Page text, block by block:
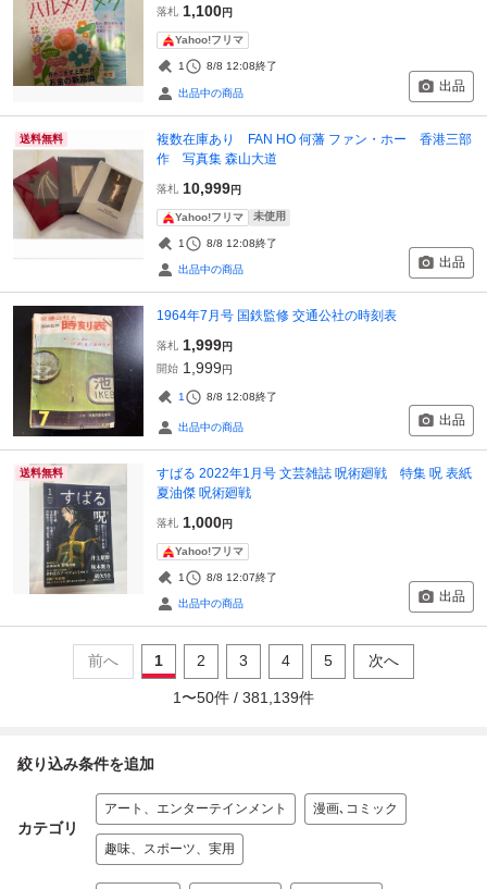
落札 1,100円
Yahoo!フリマ
1 8/8 12:08終了
出品中の商品 出品
送料無料
複数在庫あり FAN HO 何藩 ファン・ホー 香港三部
作 写真集 森山大道
落札 10,999円
Yahoo!フリマ 未使用
1 8/8 12:08終了
出品中の商品 出品
1964年7月号 国鉄監修 交通公社の時刻表
落札 1,999円
開始 1,999円
1 8/8 12:08終了
出品中の商品 出品
送料無料
すばる 2022年1月号 文芸雑誌 呪術廻戦 特集 呪 表紙
夏油傑 呪術廻戦
落札 1,000円
Yahoo!フリマ
1 8/8 12:07終了
出品中の商品 出品
前へ 1 2 3 4 5 次へ
1 〜50件 / 381,139件
絞り込み条件を追加
カテゴリ
アート、エンターテインメント 漫画､コミック
趣味、スポーツ、実用